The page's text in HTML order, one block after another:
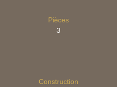
Pièces
3
Construction